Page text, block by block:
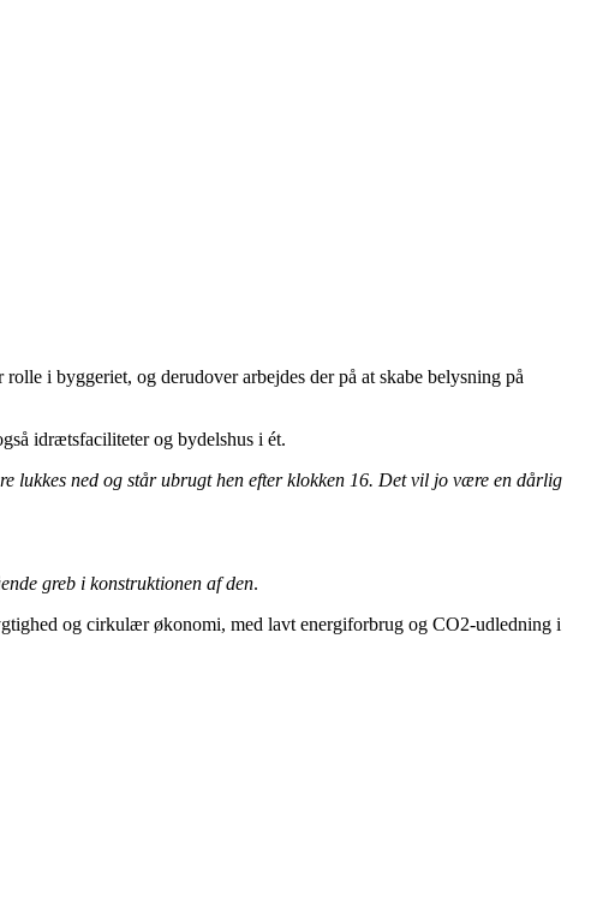
i byggeriet, og derudover arbejdes der på at skabe belysning på
idrætsfaciliteter og bydelshus i ét.
lukkes ned og står ubrugt hen efter klokken 16. Det vil jo være en dårlig
greb i konstruktionen af den.
og cirkulær økonomi, med lavt energiforbrug og CO2-udledning i